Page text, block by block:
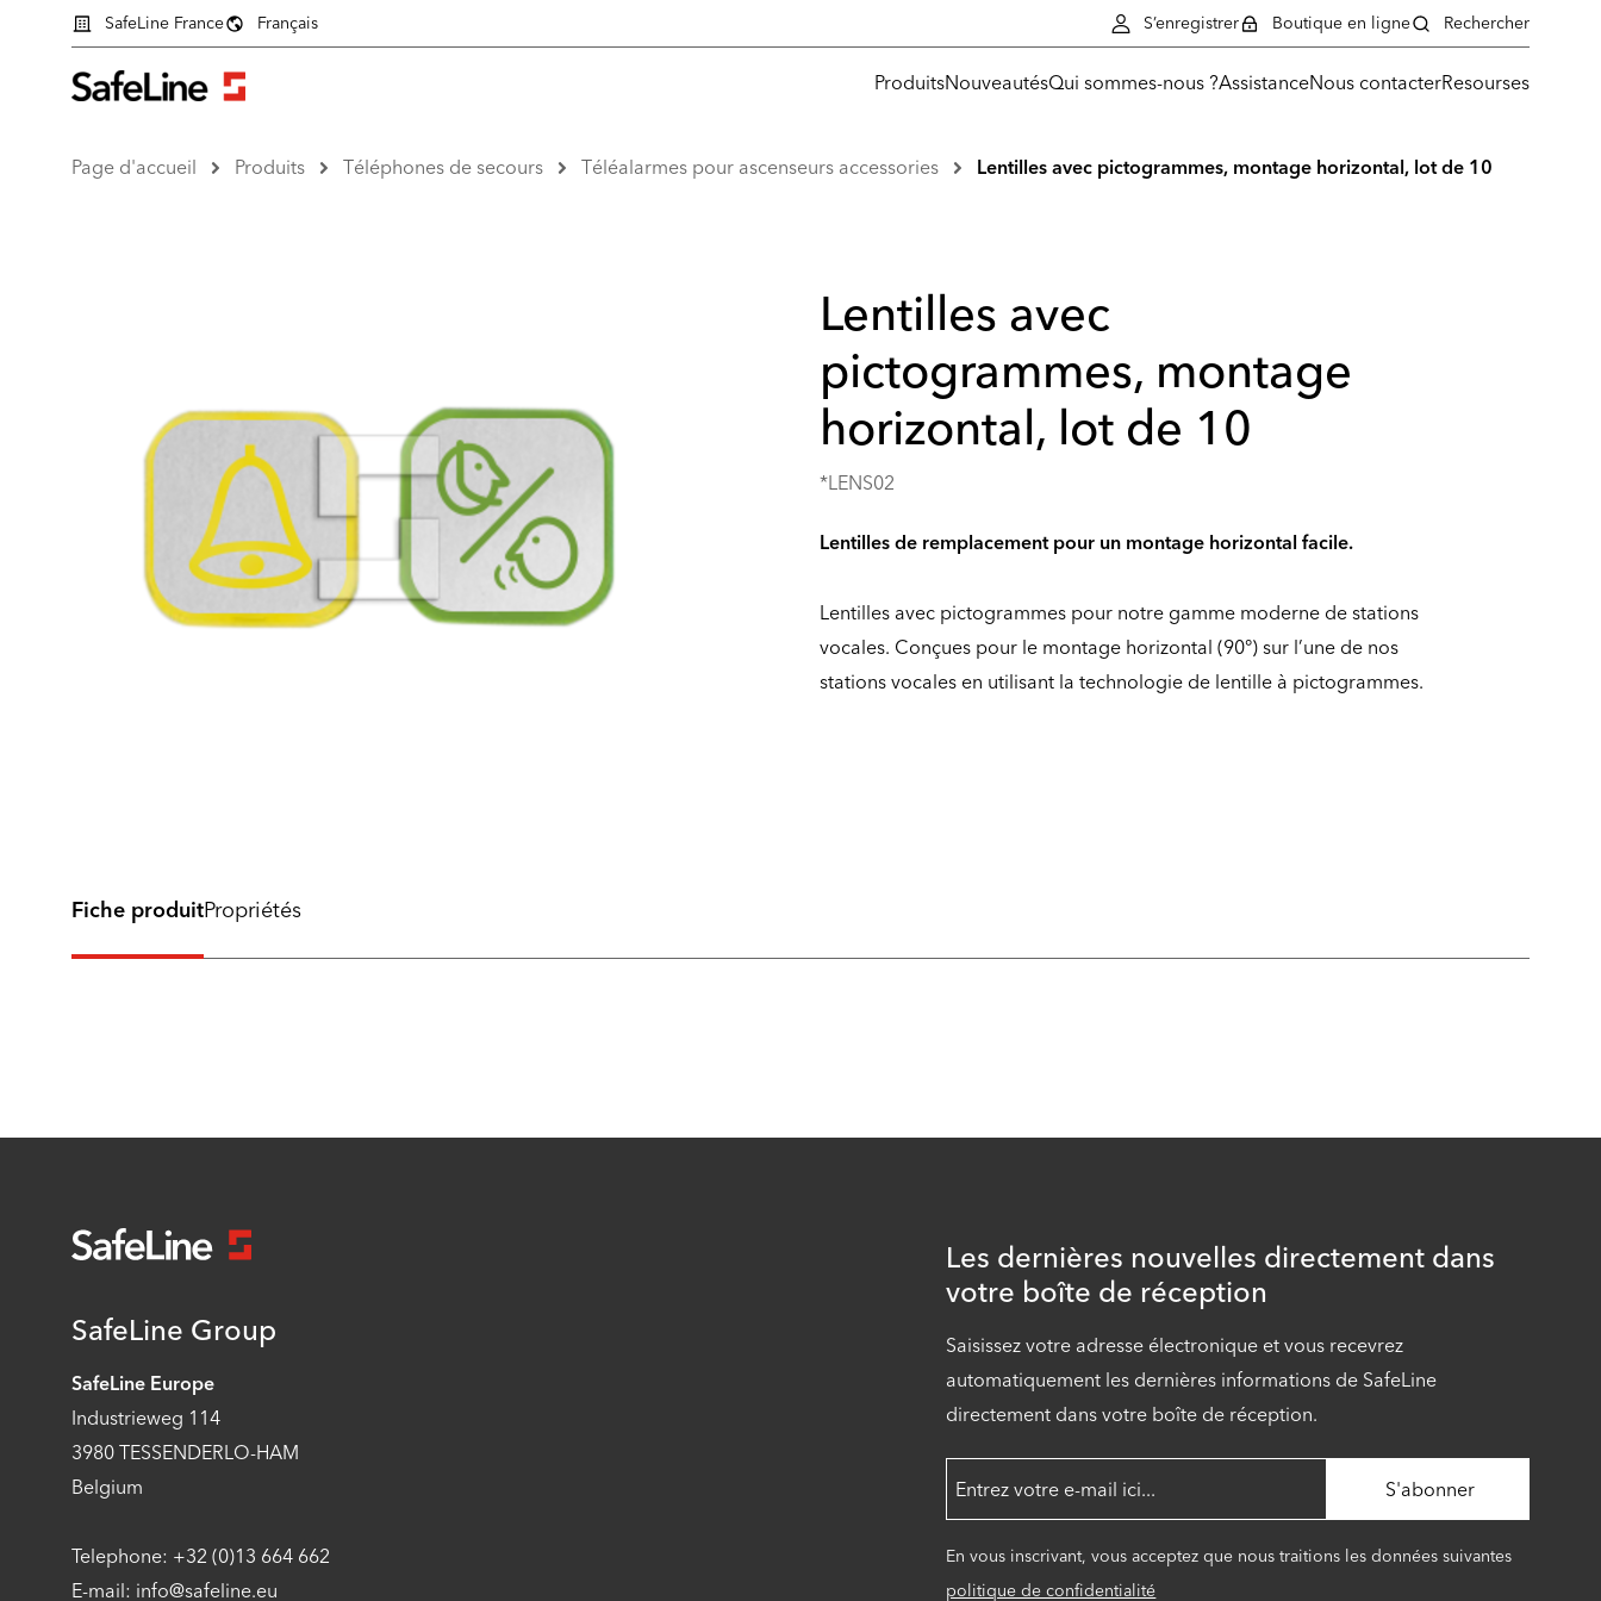
ProduitsNouveautésQui sommes-nous ?AssistanceNous contacterResourses
SafeLine France Français S’enregistrer Boutique en ligne Rechercher
Page d'accueil Produits Téléphones de secours Téléalarmes pour ascenseurs accessories Lentilles avec pictogrammes, montage horizontal, lot de 10
Lentilles avec
pictogrammes, montage
horizontal, lot de 10
*LENS02
Lentilles de remplacement pour un montage horizontal facile.
Lentilles avec pictogrammes pour notre gamme moderne de stations
vocales. Conçues pour le montage horizontal (90°) sur l’une de nos
stations vocales en utilisant la technologie de lentille à pictogrammes.
Fiche produitPropriétés
SafeLine Group
SafeLine Europe
Industrieweg 114
3980 TESSENDERLO-HAM
Belgium
Telephone: +32 (0)13 664 662
E-mail: info@safeline.eu
Les dernières nouvelles directement dans
votre boîte de réception
Saisissez votre adresse électronique et vous recevrez
automatiquement les dernières informations de SafeLine
directement dans votre boîte de réception.
En vous inscrivant, vous acceptez que nous traitions les données suivantes
politique de confidentialité